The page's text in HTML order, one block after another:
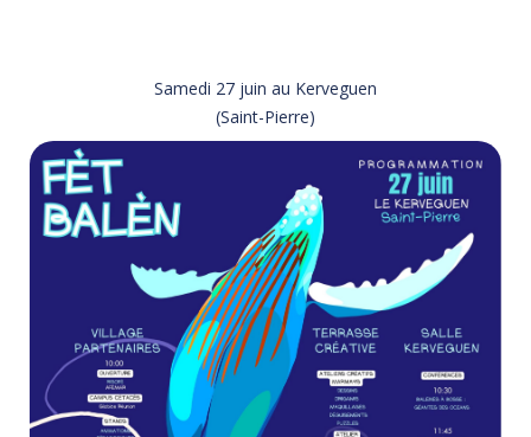
Samedi 27 juin au Kerveguen
(Saint-Pierre)